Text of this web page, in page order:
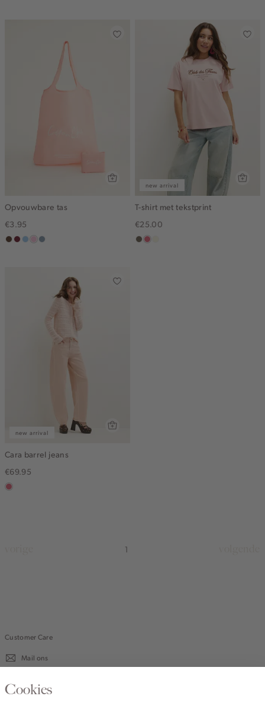
Opvouwbare tas
€3.95
donkerbruin
bordeaux
lichtblauw
lichtroze
dusty
new arrival
T-shirt met tekstprint
€25.00
middenbruin
rose,
new arrival
Cara barrel jeans
€69.95
rose,
1
Customer Care
Mail ons
020 - 3412 670
Cookies